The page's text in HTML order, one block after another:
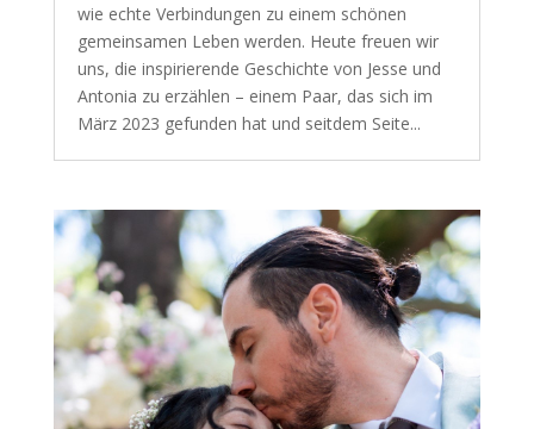
wie echte Verbindungen zu einem schönen
gemeinsamen Leben werden. Heute freuen wir
uns, die inspirierende Geschichte von Jesse und
Antonia zu erzählen – einem Paar, das sich im
März 2023 gefunden hat und seitdem Seite...